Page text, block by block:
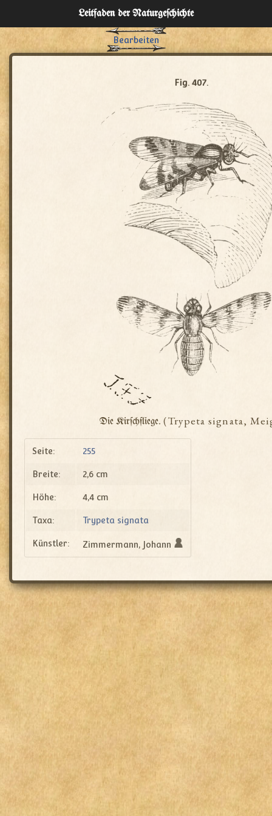
Leitfaden der Naturgeſchichte
Home Bearbeiten
Fig. 407.
Die Kirſchfliege. (Trypeta signata,
Seite: 255
Breite: 2,6 cm
Höhe: 4,4 cm
Taxa: Trypeta signata
Künstler: Zimmermann, Johann